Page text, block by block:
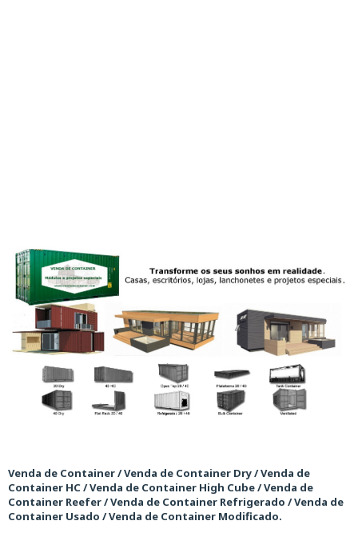
Venda de Container / Venda de Container Dry / Venda de
Container HC / Venda de Container High Cube / Venda de
Container Reefer / Venda de Container Refrigerado / Venda de
Container Usado / Venda de Container Modificado.